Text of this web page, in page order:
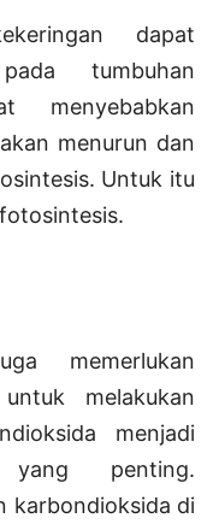
dapat
tumbuhan
menurun dan
Untuk itu
memerlukan
untuk melakukan
menjadi
yang penting.
karbondioksida di